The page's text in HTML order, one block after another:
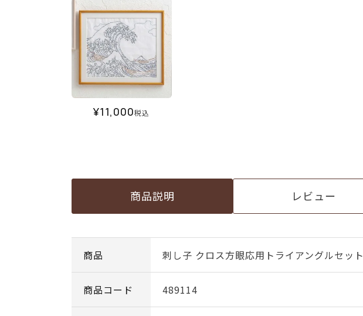
¥11,000税込
商品説明 レビュー
商品 刺し子 クロス方眼応用トライアングルセット
商品コード 489114